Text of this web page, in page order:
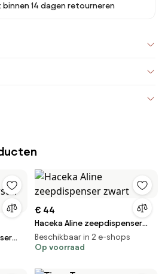
14 dagen retourneren
€ 44
Haceka Aline zeepdispenser
zwart
Beschikbaar in 2 e-shops
Op voorraad